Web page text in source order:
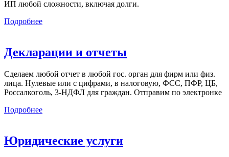
ИП любой сложности, включая долги.
Подробнее
Декларации и отчеты
Сделаем любой отчет в любой гос. орган для фирм или физ.
лица. Нулевые или с цифрами, в налоговую, ФСС, ПФР, ЦБ,
Россалкоголь, 3-НДФЛ для граждан. Отправим по электронке
Подробнее
Юридические услуги